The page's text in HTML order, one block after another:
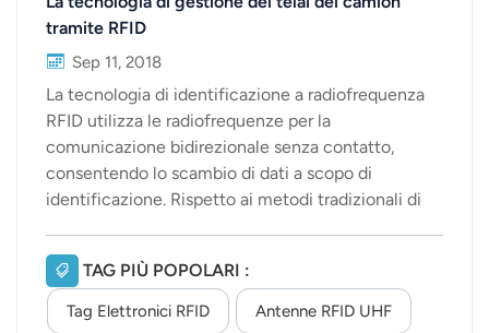
tramite RFID
Sep 11, 2018
La tecnologia di identificazione a radiofrequenza
RFID utilizza le radiofrequenze per la
comunicazione bidirezionale senza contatto,
consentendo lo scambio di dati a scopo di
identificazione. Rispetto ai metodi tradizionali di
IC o codici a barre, l'RFID offre i vantaggi
dell'identificazione a distanza e senza contatto,
oltre a una forte adattabilità all'ambiente. Grazie a
TAG PIÙ POPOLARI :
Tag Elettronici RFID Antenne RFID UHF